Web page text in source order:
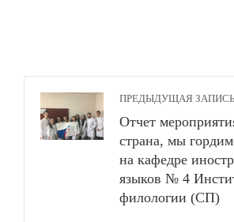
ПРЕДЫДУЩАЯ ЗАПИСЬ
Отчет
страна, мы
на кафедре
языков № 4
филологии (СП)